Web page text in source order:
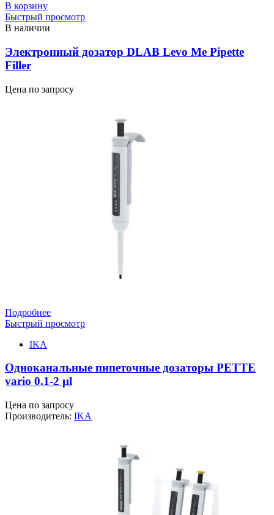
В корзину
Быстрый просмотр
В наличии
Электронный дозатор DLAB Levo Me Pipette
Filler
Цена по запросу
Подробнее
Быстрый просмотр
IKA
Одноканальные пипеточные дозаторы PETTE
vario 0.1-2 µl
Цена по запросу
Производитель: IKA